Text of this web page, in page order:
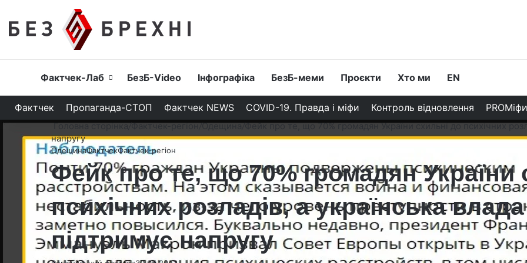
Головна
Фактчек-Лаб БезБ-Video Інфографіка БезБ-меми Проєкти Хто ми EN
Фактчек Пропаганда-СТОП Фактчек NEWS COVID-19. Правда і міфи Контроль відновлення PROМіфи
Головна сторінка/Фактчек-регіон/Одещина/Фейк про те, що 70% громадян України схильні до психічних
напругу
ОдещинаФактчекФактчек-регіон
Фейк про те, що 70% громадян України
психічних розладів, а українська
підтримує напругу